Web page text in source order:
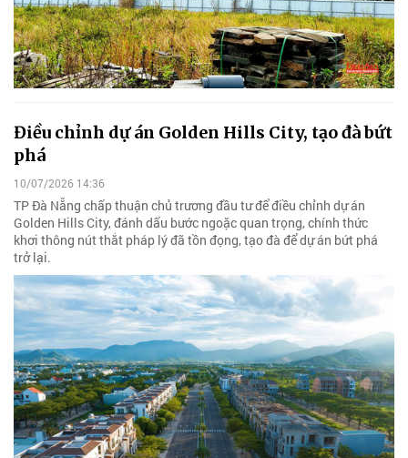
Điều chỉnh dự án Golden Hills City, tạo đà bứt
phá
10/07/2026 14:36
TP Đà Nẵng chấp thuận chủ trương đầu tư để điều chỉnh dự án
Golden Hills City, đánh dấu bước ngoặc quan trọng, chính thức
khơi thông nút thắt pháp lý đã tồn đọng, tạo đà để dự án bứt phá
trở lại.